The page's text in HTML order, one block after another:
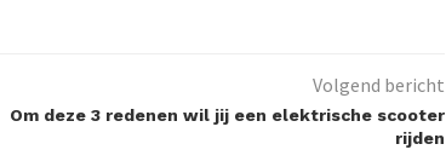
Volgend bericht
Om deze 3 redenen wil jij een elektrische scooter
rijden